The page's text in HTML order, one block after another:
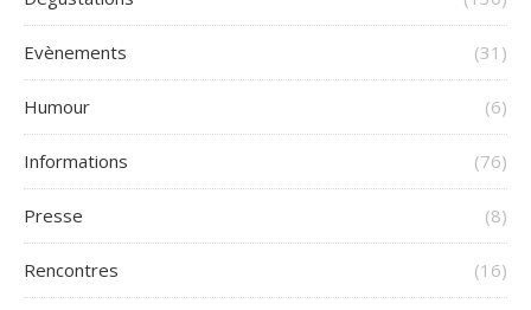
Evènements (31)
Humour (6)
Informations (76)
Presse (8)
Rencontres (16)